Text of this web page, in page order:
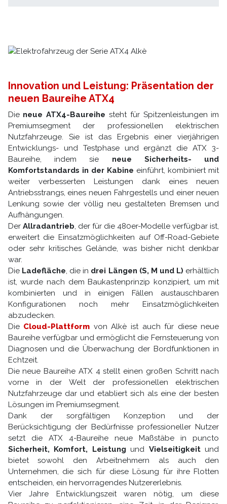
Innovation und Leistung: Präsentation der
neuen Baureihe ATX4
Die neue ATX4-Baureihe steht für Spitzenleistungen im
Premiumsegment der professionellen elektrischen
Nutzfahrzeuge. Sie ist das Ergebnis einer vierjährigen
Entwicklungs- und Testphase und ergänzt die ATX 3-
Baureihe, indem sie neue Sicherheits- und
Komfortstandards in der Kabine einführt, kombiniert mit
weiter verbesserten Leistungen dank eines neuen
Antriebsstrangs, eines neuen Fahrgestells und einer neuen
Lenkung sowie der völlig neu gestalteten Bremsen und
Aufhängungen.
Der Allradantrieb, der für die 480er-Modelle verfügbar ist,
erweitert die Einsatzmöglichkeiten auf Off-Road-Gebiete
oder sehr kritisches Gelände, was bisher nicht denkbar
war.
Die Ladefläche, die in drei Längen (S, M und L) erhältlich
ist, wurde nach dem Baukastenprinzip konzipiert, um mit
kombinierten und in einigen Fällen austauschbaren
Konfigurationen noch mehr Einsatzmöglichkeiten
abzudecken.
Die Cloud-Plattform von Alkè ist auch für diese neue
Baureihe verfügbar und ermöglicht die Fernsteuerung von
Diagnosen und die Überwachung der Bordfunktionen in
Echtzeit.
Die neue Baureihe ATX 4 stellt einen großen Schritt nach
vorne in der Welt der professionellen elektrischen
Nutzfahrzeuge dar und etabliert sich als eine der besten
Lösungen im Premiumsegment.
Dank der sorgfältigen Konzeption und der
Berücksichtigung der Bedürfnisse professioneller Nutzer
setzt die ATX 4-Baureihe neue Maßstäbe in puncto
Sicherheit, Komfort, Leistung und Vielseitigkeitund
bietet sowohl den Arbeitnehmern als auch den
Unternehmen, die sich für diese Lösung für ihre Flotten
entscheiden, ein hervorragendes Nutzererlebnis.
Vier Jahre Entwicklungszeit waren nötig, um diese